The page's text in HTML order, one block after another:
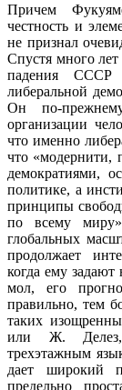
Причем
честность и
не признал
Спустя много лет
падения СССР
либеральной
Он по-
организации
что именно
что «модернити,
демократиями,
политике, а
принципы
по всему
глобальных
продолжает
когда ему
мол, его
правильно, тем
таких
или Ж. Делез,
трехэтажным
дает широкий
предельно